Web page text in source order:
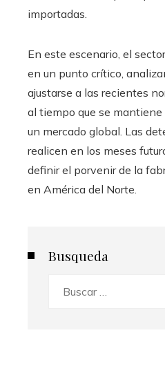
importadas.
En este escenario, el
en un punto crítico,
ajustarse a las recientes
al tiempo que se
un mercado global. Las
realicen en los meses
definir el porvenir de la
en América del Norte.
Busqueda